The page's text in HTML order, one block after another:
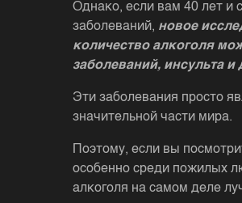
Однако, если вам 40 лет и
заболеваний, новое
количество алкоголя
заболеваний, инсульта и
Эти заболевания просто
значительной части мира.
Поэтому, если вы
особенно среди пожилых
алкоголя на самом деле